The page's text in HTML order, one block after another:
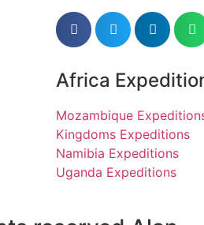
Africa
Mozambique
Kingdoms Expeditions
Namibia Expeditions
Uganda Expeditions